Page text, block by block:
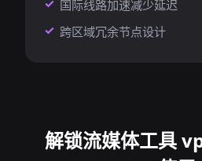
国际线路加速减少延迟
跨区域冗余节点设计
解锁流媒体工具